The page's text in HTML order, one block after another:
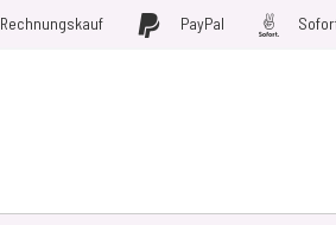
Rechnungskauf PayPal